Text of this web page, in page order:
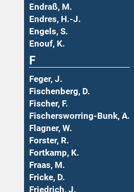
Endraß, M.
Endres, H.-J.
Engels, S.
Enouf, K.
F
Feger, J.
Fischenberg, D.
Fischer, F.
Fischersworring-Bunk, A.
Flagner, W.
Forster, R.
Fortkamp, K.
Fraas, M.
Fricke, D.
Friedrich, J.